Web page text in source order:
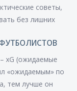
советы,
без лишних
xG (ожидаемые
«ожидаемым» по
тем лучше он